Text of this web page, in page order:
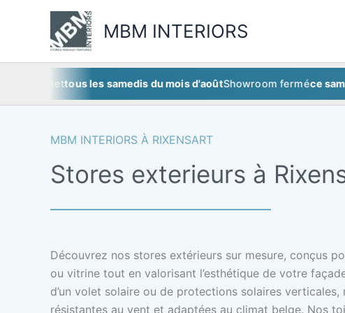
MBM INTERIORS
tous les samedis du mois d'aoûtShowroom ferméce samedi
MBM INTERIORS À RIXENSART
Stores exterieurs à
Découvrez nos stores extérieurs sur mesure, conçus
ou vitrine tout en valorisant l’esthétique de votre façade.
d’un volet solaire ou de protections solaires
résistantes au vent et adaptées au climat belge. Nos